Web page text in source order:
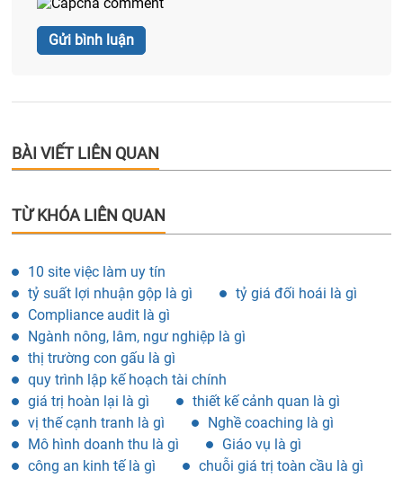
BÀI VIẾT LIÊN QUAN
TỪ KHÓA LIÊN QUAN
10 site việc làm uy tín
tỷ suất lợi nhuận gộp là gì
tỷ giá đối hoái là gì
Compliance audit là gì
Ngành nông, lâm, ngư nghiệp là gì
thị trường con gấu là gì
quy trình lập kế hoạch tài chính
giá trị hoàn lại là gì
thiết kế cảnh quan là gì
vị thế cạnh tranh là gì
Nghề coaching là gì
Mô hình doanh thu là gì
Giáo vụ là gì
công an kinh tế là gì
chuỗi giá trị toàn cầu là gì